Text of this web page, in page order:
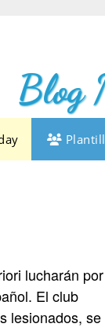
Blog
lucharán por
El club
lesionados, se